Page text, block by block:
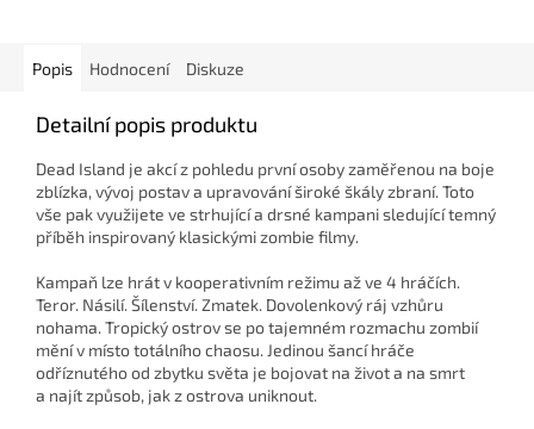
Popis Hodnocení Diskuze
Detailní popis produktu
Dead Island je akcí z pohledu první osoby zaměřenou na boje
zblízka, vývoj postav a upravování široké škály zbraní. Toto
vše pak využijete ve strhující a drsné kampani sledující temný
příběh inspirovaný klasickými zombie filmy.
Kampaň lze hrát v kooperativním režimu až ve 4 hráčích.
Teror. Násilí. Šílenství. Zmatek. Dovolenkový ráj vzhůru
nohama. Tropický ostrov se po tajemném rozmachu zombií
mění v místo totálního chaosu. Jedinou šancí hráče
odříznutého od zbytku světa je bojovat na život a na smrt
a najít způsob, jak z ostrova uniknout.